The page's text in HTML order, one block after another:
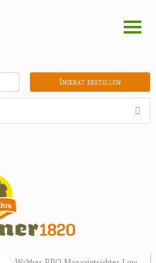
Inserat erstellen